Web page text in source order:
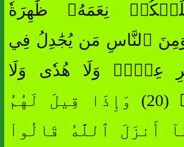
نِعَمَهُۥ ظَٰهِرَةٗ
ٱلنَّاسِ مَن يُجَٰدِلُ فِي
عِلۡمٖ وَلَا هُدٗى وَلَا
كِتَٰبٖ مُّنِيرٖ (20) وَإِذَا قِيلَ لَهُمُ
أَنزَلَ ٱللَّهُ قَالُواْ